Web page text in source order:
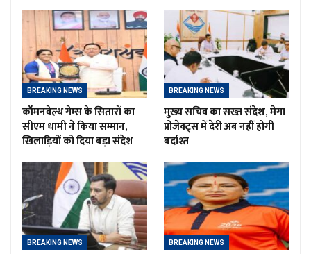
BREAKING NEWS
कॉमनवेल्थ गेम्स के सितारों का
सीएम धामी ने किया सम्मान,
खिलाड़ियों को दिया बड़ा संदेश
BREAKING NEWS
मुख्य सचिव का सख्त संदेश, मेगा
प्रोजेक्ट्स में देरी अब नहीं होगी
बर्दाश्त
BREAKING NEWS BREAKING NEWS